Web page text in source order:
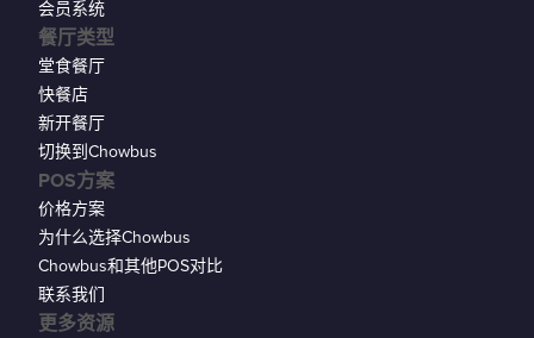
会员系统
餐厅类型
堂食餐厅
快餐店
新开餐厅
切换到Chowbus
POS方案
价格方案
为什么选择Chowbus
Chowbus和其他POS对比
联系我们
更多资源